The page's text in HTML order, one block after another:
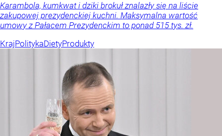
Karambola, kumkwat i dziki brokuł znalazły się na liście
zakupowej prezydenckiej kuchni. Maksymalna wartość
umowy z Pałacem Prezydenckim to ponad 515 tys. zł.
KrajPolitykaDietyProdukty